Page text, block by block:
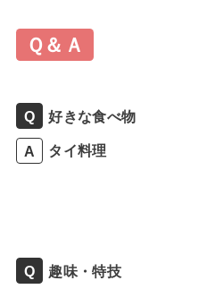
Ｑ＆Ａ
好きな食べ物
タイ料理
趣味・特技